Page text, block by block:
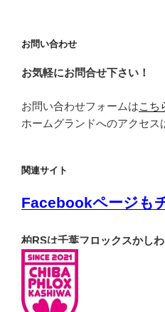
お問い合わせ
お気軽にお問合せ下さい！
お問い合わせフォームはこち
ホームグランドへのアクセス
関連サイト
Facebookページも
柏RSは千葉フロックスかし